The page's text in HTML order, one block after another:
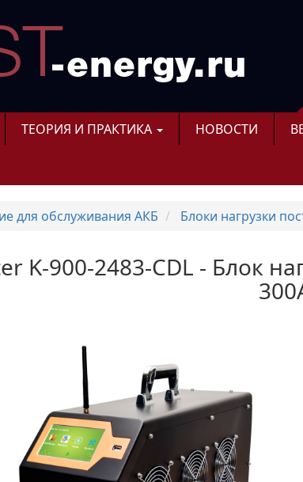
ТЕОРИЯ И ПРАКТИКА НОВОСТИ
для обслуживания АКБ Блоки нагрузки
K-900-2483-CDL - Блок